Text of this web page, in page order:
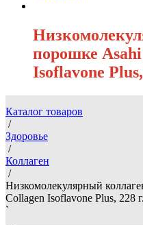
порошке
Isoflavone Plus,
Каталог товаров
/
Здоровье
/
Коллаген
/
Низкомолекулярный
Collagen Isoflavone Plus, 228 г.
`